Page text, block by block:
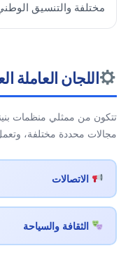
مختلفة والتنسيق
اللجان العاملة
تتكون من ممثلي منظمات
مجالات محددة مختلفة،
الاتصالات
الثقافة والسياحة